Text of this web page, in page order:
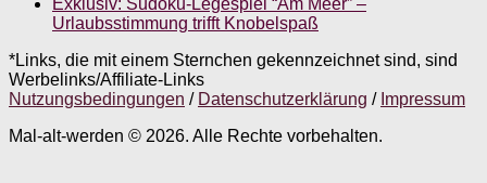
Exklusiv: Sudoku-Legespiel “Am Meer” –
Urlaubsstimmung trifft Knobelspaß
*Links, die mit einem Sternchen gekennzeichnet sind, sind
Werbelinks/Affiliate-Links
Nutzungsbedingungen / Datenschutzerklärung / Impressum
Mal-alt-werden © 2026. Alle Rechte vorbehalten.